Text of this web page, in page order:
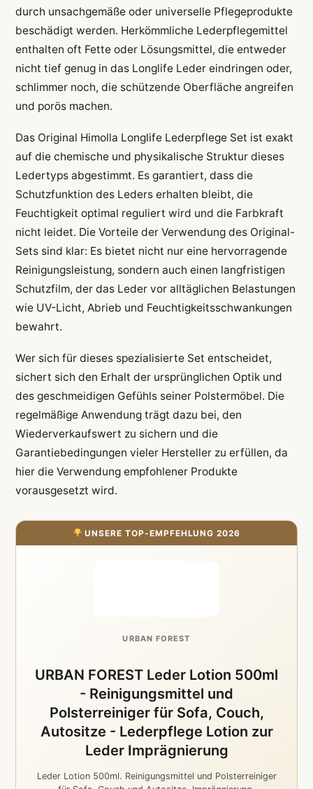
durch unsachgemäße oder universelle Pflegeprodukte
beschädigt werden. Herkömmliche Lederpflegemittel
enthalten oft Fette oder Lösungsmittel, die entweder
nicht tief genug in das Longlife Leder eindringen oder,
schlimmer noch, die schützende Oberfläche angreifen
und porös machen.
Das Original Himolla Longlife Lederpflege Set ist exakt
auf die chemische und physikalische Struktur dieses
Ledertyps abgestimmt. Es garantiert, dass die
Schutzfunktion des Leders erhalten bleibt, die
Feuchtigkeit optimal reguliert wird und die Farbkraft
nicht leidet. Die Vorteile der Verwendung des Original-
Sets sind klar: Es bietet nicht nur eine hervorragende
Reinigungsleistung, sondern auch einen langfristigen
Schutzfilm, der das Leder vor alltäglichen Belastungen
wie UV-Licht, Abrieb und Feuchtigkeitsschwankungen
bewahrt.
Wer sich für dieses spezialisierte Set entscheidet,
sichert sich den Erhalt der ursprünglichen Optik und
des geschmeidigen Gefühls seiner Polstermöbel. Die
regelmäßige Anwendung trägt dazu bei, den
Wiederverkaufswert zu sichern und die
Garantiebedingungen vieler Hersteller zu erfüllen, da
hier die Verwendung empfohlener Produkte
vorausgesetzt wird.
UNSERE TOP-EMPFEHLUNG 2026
URBAN FOREST
URBAN FOREST Leder Lotion 500ml
- Reinigungsmittel und
Polsterreiniger für Sofa, Couch,
Autositze - Lederpflege Lotion zur
Leder Imprägnierung
Leder Lotion 500ml. Reinigungsmittel und Polsterreiniger